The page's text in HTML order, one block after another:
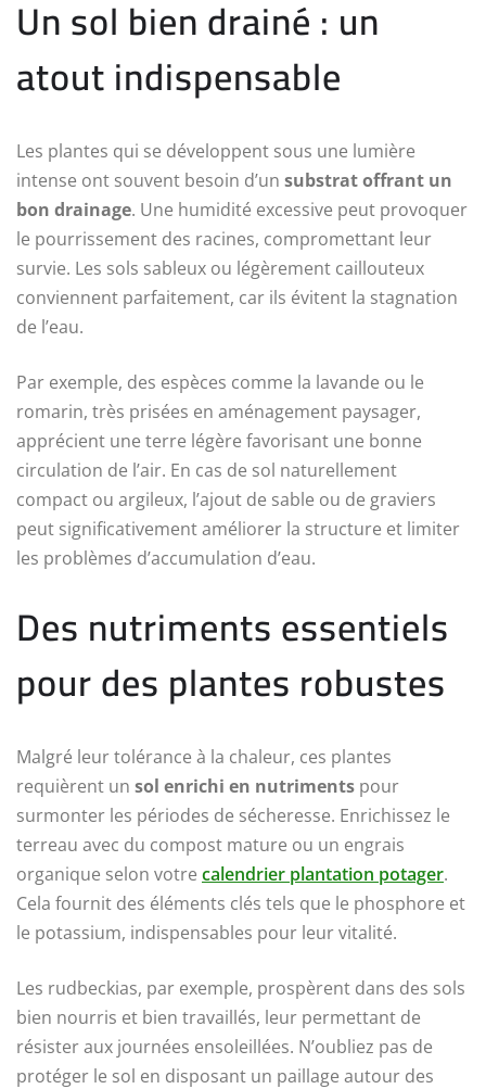
Un sol bien drainé : un
atout indispensable
Les plantes qui se développent sous une lumière
intense ont souvent besoin d’un substrat offrant un
bon drainage. Une humidité excessive peut provoquer
le pourrissement des racines, compromettant leur
survie. Les sols sableux ou légèrement caillouteux
conviennent parfaitement, car ils évitent la stagnation
de l’eau.
Par exemple, des espèces comme la lavande ou le
romarin, très prisées en aménagement paysager,
apprécient une terre légère favorisant une bonne
circulation de l’air. En cas de sol naturellement
compact ou argileux, l’ajout de sable ou de graviers
peut significativement améliorer la structure et limiter
les problèmes d’accumulation d’eau.
Des nutriments essentiels
pour des plantes robustes
Malgré leur tolérance à la chaleur, ces plantes
requièrent un sol enrichi en nutriments pour
surmonter les périodes de sécheresse. Enrichissez le
terreau avec du compost mature ou un engrais
organique selon votre calendrier plantation potager.
Cela fournit des éléments clés tels que le phosphore et
le potassium, indispensables pour leur vitalité.
Les rudbeckias, par exemple, prospèrent dans des sols
bien nourris et bien travaillés, leur permettant de
résister aux journées ensoleillées. N’oubliez pas de
protéger le sol en disposant un paillage autour des